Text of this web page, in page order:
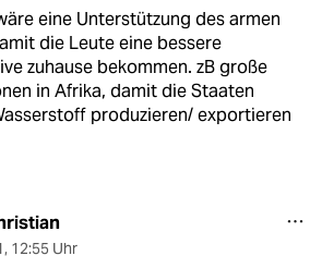
eine Unterstützung des armen
die Leute eine bessere
zuhause bekommen. zB große
in Afrika, damit die Staaten
produzieren/ exportieren
, 12:55 Uhr